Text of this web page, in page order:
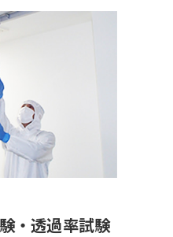
・透過率試験